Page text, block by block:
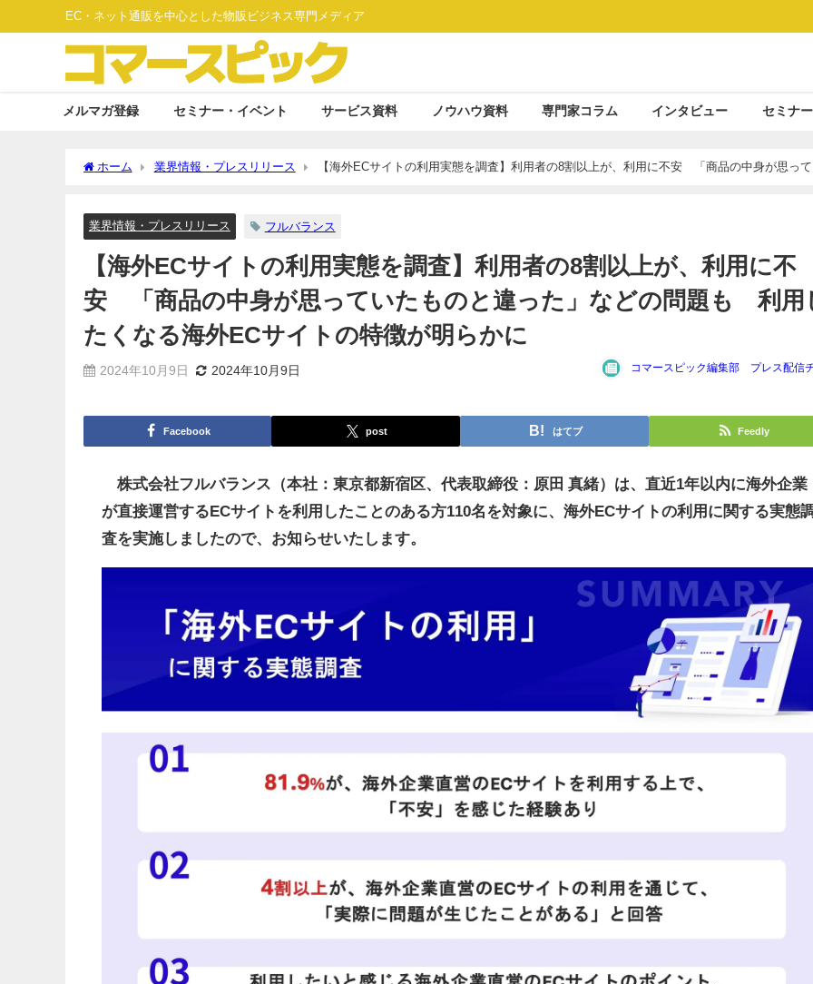
EC・ネット通販を中心とした物販ビジネス専門メディア
メルマガ登録 セミナー・イベント サービス資料 ノウハウ資料 専門家コラム インタビュー セミナ
ホーム 業界情報・プレスリリース
【海外ECサイトの利用実態を調査】利用者の8割以上が、利用に不安 「商品の中身が思っ
業界情報・プレスリリース フルバランス
【海外ECサイトの利用実態を調査】利用者の8割以上が、利用に不
安 「商品の中身が思っていたものと違った」などの問題も 利用
たくなる海外ECサイトの特徴が明らかに
2024年10月9日 2024年10月9日 コマースピック編集部 プレス配信
Facebook post はてブ Feedly
株式会社フルバランス（本社：東京都新宿区、代表取締役：原田 真緒）は、直近1年以内に海外企業
が直接運営するECサイトを利用したことのある方110名を対象に、海外ECサイトの利用に関する実態
査を実施しましたので、お知らせいたします。